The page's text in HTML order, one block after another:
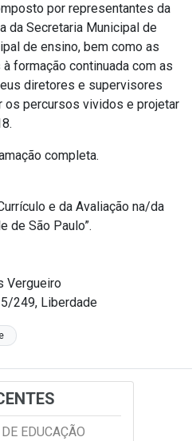
por representantes da
da Secretaria Municipal de
de ensino, bem como as
formação continuada com as
diretores e supervisores
os percursos vividos e projetar
completa.
e da Avaliação na/da
de São Paulo”.
Vergueiro
249, Liberdade
EDUCAÇÃO